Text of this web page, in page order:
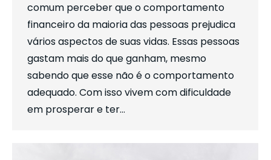
comum perceber que o comportamento
financeiro da maioria das pessoas prejudica
vários aspectos de suas vidas. Essas pessoas
gastam mais do que ganham, mesmo
sabendo que esse não é o comportamento
adequado. Com isso vivem com dificuldade
em prosperar e ter…